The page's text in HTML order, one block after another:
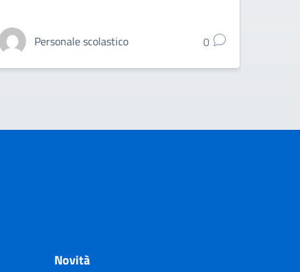
Personale scolastico 0
Novità